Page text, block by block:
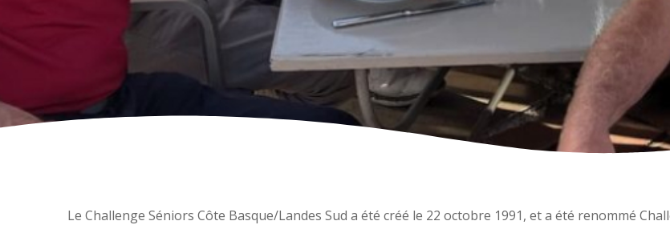
Le Challenge Séniors Côte Basque/Landes Sud a été créé le 22 octobre 1991, et a été renommé